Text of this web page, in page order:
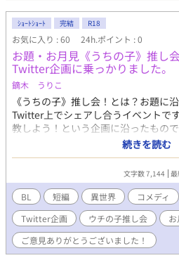
す それでもいいよって方はどうぞ暖
_)m
ｼｮｰﾄｼｮｰﾄ 完結 R18
お気に入り : 60 24h.ポイント : 0
お題・お月見《うちの子》推し
Twitter企画に乗っかりました。
鏑木 うりこ
《うちの子》推し会！とは？お題に
Twitter上でシェアし合うイベントで
教しよう！という企画に沿ったもの
した(*‘ω‘ *) どれで書こうかとご意
ありましたので書かせていただきま
いましたがまあ、そういう感じで
ノコは成り上がれない～ 龍帝テイ
《毒キノコに転生してしまったヨース
る話。R18です》 2 役立たずの僕は
でも猫好きの王子が溺愛してくれた
《出来損ないでみすぼらしいカイは
こに隣国の王子様が現れて、カイに
続きを読む
文字数 7,144
BL 短編 異世界 コメディ
Twitter企画
ウチの子推し会
ご意見ありがとうございました！